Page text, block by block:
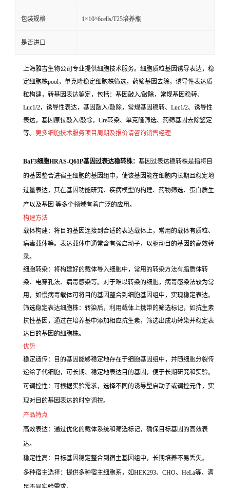
包装规格 1×10^6cells/T25培养瓶
是否进口
上海雅吉生物公司专业提供细胞技术服务。细胞质粒基因诱导表达，稳
定细胞株pool，单克隆稳定细胞株筛选，药筛基因去除，诱导性表达质
粒构建，转基因表达鉴定，包括：基因敲入/敲除，常规基因稳转、
Luc1/2，诱导性表达，基因敲入/敲除，常规基因稳转、Luc1/2、诱导性
表达，基因原位敲入/敲除，Cre转染、单克隆筛选、药筛基因去除鉴定
等。 更多细胞技术服务项目周期及报价请咨询销售经理
BaF3细胞HRAS-Q61P基因过表达稳转株： 基因过表达稳转株是指将目
的基因整合进宿主细胞的基因组中，使该基因能在细胞内长期且稳定地
过量表达，其在基因功能研究、疾病模型的构建、药物筛选、蛋白质生
产以及基因 等多个领域有着广泛的应用。
构建方法
载体构建：将目的基因连接到合适的表达载体上，常用的载体有质粒、
病毒载体等。表达载体中通常含有强启动子，以驱动目的基因的高效转
录。
细胞转染：将构建好的载体导入细胞中，常用的转染方法有脂质体转
染、电穿孔法、病毒感染等。对于难以转染的细胞，病毒感染法较为常
用，如慢病毒载体可将目的基因整合到细胞基因组中，实现稳定表达。
筛选稳定表达细胞株：转染后，利用载体上携带的筛选标记，如抗生素
抗性基因，通过在培养基中添加相应抗生素，筛选出成功转染并稳定表
达目的基因的细胞株。
优势
稳定遗传：目的基因能够稳定地存在于细胞基因组中，并随细胞分裂传
递给子代细胞，可长期、稳定地表达目的基因，便于长期研究和实验。
可调控性：可根据实验需求，选择不同的诱导型启动子或调控元件，实
现对目的基因表达的时空调控。
产品特点
高效表达：通过优化的载体系统和筛选标记，确保目标基因的高效表
达。
稳定性高：目标基因稳定整合到宿主基因组中，长期培养不易丢失。
多种宿主选择：提供多种宿主细胞系，如HEK293、CHO、HeLa等，满